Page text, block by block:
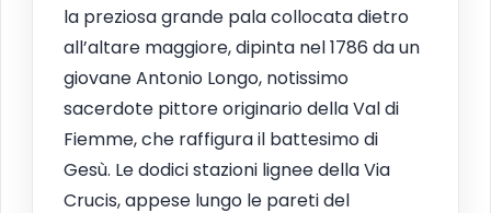
la preziosa grande pala collocata dietro
all’altare maggiore, dipinta nel 1786 da un
giovane Antonio Longo, notissimo
sacerdote pittore originario della Val di
Fiemme, che raffigura il battesimo di
Gesù. Le dodici stazioni lignee della Via
Crucis, appese lungo le pareti del